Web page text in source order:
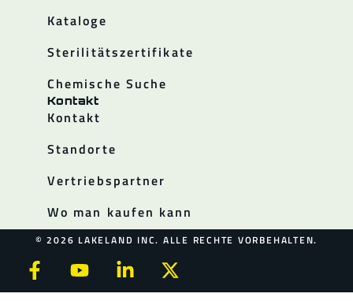
Kataloge
Sterilitätszertifikate
Chemische Suche
Kontakt
Kontakt
Standorte
Vertriebspartner
Wo man kaufen kann
© 2026 LAKELAND INC. ALLE RECHTE VORBEHALTEN.